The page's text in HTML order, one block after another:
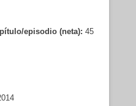
episodio (neta): 45